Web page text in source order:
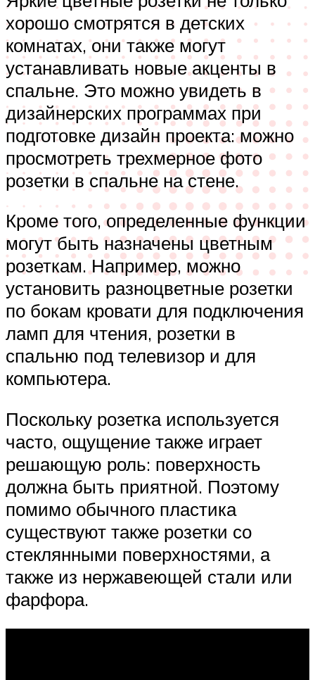
хорошо смотрятся в детских
комнатах, они также могут
устанавливать новые акценты в
спальне. Это можно увидеть в
дизайнерских программах при
подготовке дизайн проекта: можно
просмотреть трехмерное фото
розетки в спальне на стене.
Кроме того, определенные функции
могут быть назначены цветным
розеткам. Например, можно
установить разноцветные розетки
по бокам кровати для подключения
ламп для чтения, розетки в
спальню под телевизор и для
компьютера.
Поскольку розетка используется
часто, ощущение также играет
решающую роль: поверхность
должна быть приятной. Поэтому
помимо обычного пластика
существуют также розетки со
стеклянными поверхностями, а
также из нержавеющей стали или
фарфора.